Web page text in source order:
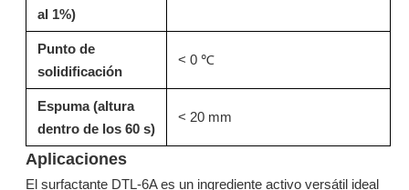
DF06A: Etoxilato de alcohol isomérico de alto rendimiento para desengrasado y humectación industrial
Preguntar
CF05A: Espesante asociativo de alta eficiencia para sistemas de lejía y álcalis fuertes
Preguntar
al 1%)
Punto de
solidificación
< 0 ℃
Espuma (altura
dentro de los 60 s)
< 20 mm
Aplicaciones
El surfactante DTL-6A es un ingrediente activo versátil ideal